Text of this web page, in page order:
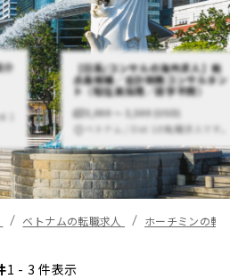
介
1
【日系/コンサルの海外求人】拠
点長候補／会計税務コンサルタン
ト（駐在員採用／語学不問）
3,000 〜 3,500 (USD)
ベトナム / Dist 1の転職求人です。
ベトナムの転職求人 ホーチミンの転
1 - 3 件表示